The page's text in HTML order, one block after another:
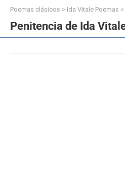
Poemas clásicos > Ida Vitale Poemas >
Penitencia de Ida